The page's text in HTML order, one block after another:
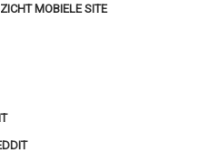
MOBIELE SITE